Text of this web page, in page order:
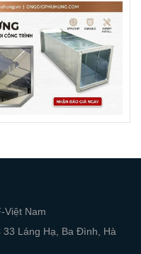
Việt Nam
Láng Hạ, Ba Đình, Hà